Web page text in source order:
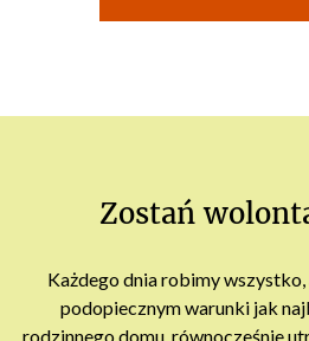
Zostań
Każdego dnia robimy
podopiecznym warunki jak
rodzinnego domu, równocześnie